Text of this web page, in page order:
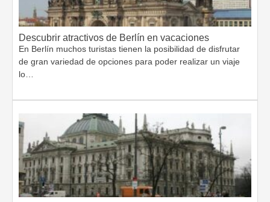
Descubrir atractivos de Berlín en vacaciones
En Berlín muchos turistas tienen la posibilidad de disfrutar
de gran variedad de opciones para poder realizar un viaje
lo…